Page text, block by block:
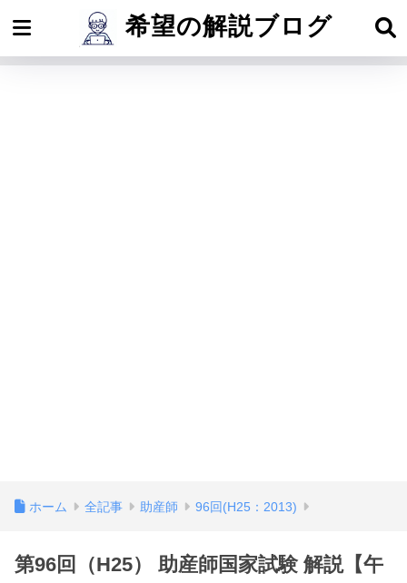
希望の解説ブログ
ホーム 全記事 助産師 96回(H25：2013)
第96回（H25） 助産師国家試験 解説【午